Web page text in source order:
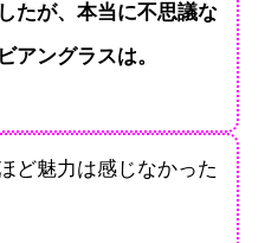
たが、本当に不思議な
アングラスは。
ど魅力は感じなかった